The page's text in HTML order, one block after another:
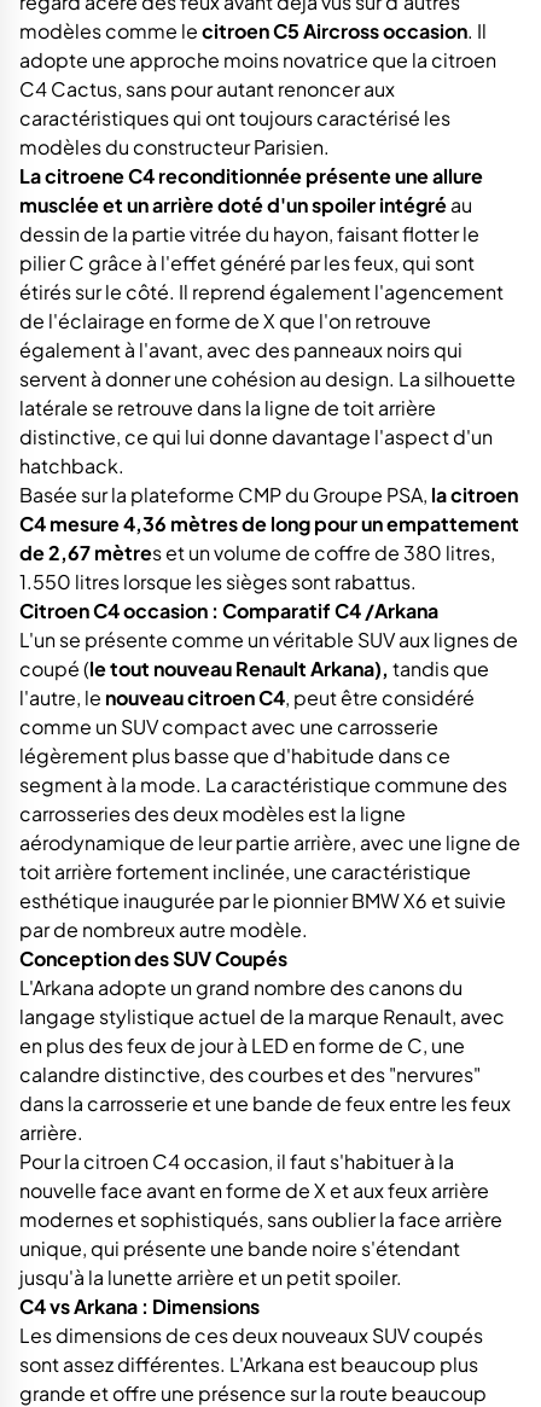
modèles comme lecitroen C5 Aircross occasion. Il
adopte une approche moins novatrice que la citroen
C4 Cactus, sans pour autant renoncer aux
caractéristiques qui ont toujours caractérisé les
modèles du constructeur Parisien.
La citroene C4 reconditionnée présente une allure
musclée et un arrière doté d'un spoiler intégréau
dessin de la partie vitrée du hayon, faisant flotter le
pilier C grâce à l'effet généré par les feux, qui sont
étirés sur le côté. Il reprend également l'agencement
de l'éclairage en forme de X que l'on retrouve
également à l'avant, avec des panneaux noirs qui
servent à donner une cohésion au design. La silhouette
latérale se retrouve dans la ligne de toit arrière
distinctive, ce qui lui donne davantage l'aspect d'un
hatchback.
Basée sur la plateforme CMP du Groupe PSA, la citroen
C4 mesure 4,36 mètres de long pour un empattement
de 2,67 mètres et un volume de coffre de 380 litres,
1.550 litres lorsque les sièges sont rabattus.
Citroen C4 occasion : Comparatif C4 /Arkana
L'un se présente comme un véritable SUV aux lignes de
coupé (le tout nouveau Renault Arkana), tandis que
l'autre, le nouveau citroen C4, peut être considéré
comme un SUV compact avec une carrosserie
légèrement plus basse que d'habitude dans ce
segment à la mode. La caractéristique commune des
carrosseries des deux modèles est la ligne
aérodynamique de leur partie arrière, avec une ligne de
toit arrière fortement inclinée, une caractéristique
esthétique inaugurée par le pionnier BMW X6 et suivie
par de nombreux autre modèle.
Conception des SUV Coupés
L'Arkana adopte un grand nombre des canons du
langage stylistique actuel de la marque Renault, avec
en plus des feux de jour à LED en forme de C, une
calandre distinctive, des courbes et des "nervures"
dans la carrosserie et une bande de feux entre les feux
arrière.
Pour la citroen C4 occasion, il faut s'habituer à la
nouvelle face avant en forme de X et aux feux arrière
modernes et sophistiqués, sans oublier la face arrière
unique, qui présente une bande noire s'étendant
jusqu'à la lunette arrière et un petit spoiler.
C4 vs Arkana : Dimensions
Les dimensions de ces deux nouveaux SUV coupés
sont assez différentes. L'Arkana est beaucoup plus
grande et offre une présence sur la route beaucoup